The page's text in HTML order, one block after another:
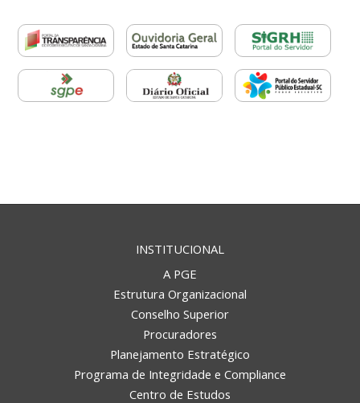
INSTITUCIONAL
A PGE
Estrutura Organizacional
Conselho Superior
Procuradores
Planejamento Estratégico
Programa de Integridade e Compliance
Centro de Estudos